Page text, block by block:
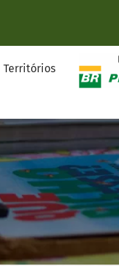
Territórios